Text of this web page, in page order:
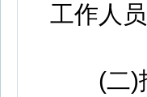
工作人
(二)